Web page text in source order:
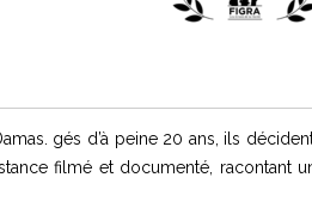
gés d’à peine 20 ans, ils
filmé et documenté, racontant